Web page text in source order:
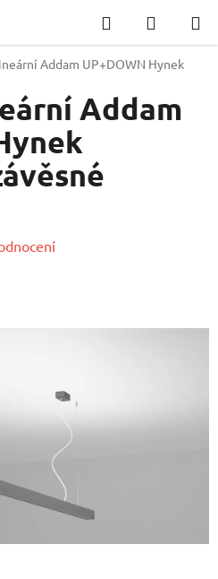
Hledat
KOŠÍK
Addam UP+DOWN Hynek
Addam